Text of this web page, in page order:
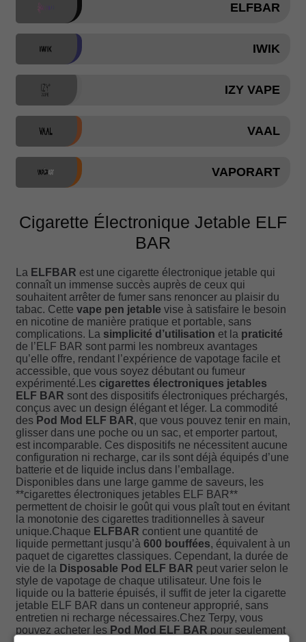
ELFBAR
IWIK
IZY VAPE
VAAL
VAPORART
Cigarette Électronique Jetable ELF
BAR
La ELFBAR est une cigarette électronique jetable qui
connaît un immense succès auprès de ceux qui
souhaitent arrêter de fumer sans renoncer au plaisir du
tabac. Cette vape pen jetable vise à satisfaire le besoin
en nicotine de manière pratique et portable, sans
complications. La simplicité d’utilisation et la praticité
de l’ELF BAR sont parmi les nombreux avantages
qu’elle offre, rendant l’expérience de vapotage facile et
accessible, que vous soyez débutant ou fumeur
expérimenté.Les cigarettes électroniques jetables
ELF BAR sont des dispositifs électroniques préchargés,
conçus avec un design élégant et léger. La commodité
des Pod Mod ELF BAR, que vous pouvez tenir en main,
glisser dans une poche ou un sac, et emporter partout,
est incomparable. Ces dispositifs ne nécessitent aucune
configuration ni recharge, car ils sont déjà équipés d’une
batterie et de liquide inclus dans l’emballage.
Disponibles dans une large gamme de saveurs, les
**cigarettes électroniques jetables ELF BAR**
permettent de choisir le goût qui vous plaît tout en évitant
la monotonie des cigarettes traditionnelles à saveur
unique.Chaque ELFBAR contient une quantité de
liquide permettant jusqu’à 600 bouffées, équivalent à un
paquet de cigarettes classiques. Cependant, la durée de
vie de la Disposable Pod ELF BAR peut varier selon le
style de vapotage de chaque utilisateur. Une fois le
liquide ou la batterie épuisés, il suffit de jeter la cigarette
jetable ELF BAR dans un conteneur approprié, sans
entretien ni recharge nécessaires.Chez Terpy, vous
pouvez acheter les Pod Mod ELF BAR pour seulement